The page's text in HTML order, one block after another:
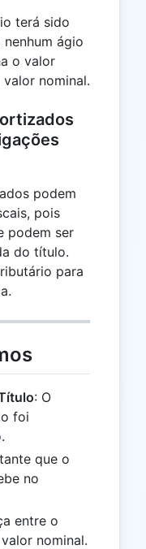
terá sido
ágio
o valor
nominal.
podem
pois
podem ser
do título.
para
: O
foi
que o
no
entre o
nominal.